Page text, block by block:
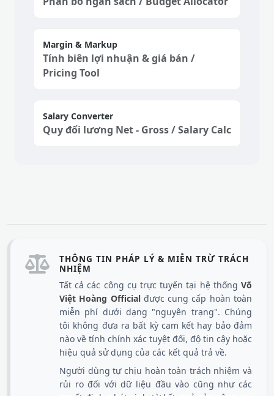
Margin & Markup
Salary Converter
Việt Hoàng Official được cung cấp hoàn toàn
miễn phí dưới dạng "nguyên trạng". Chúng
tôi không đưa ra bất kỳ cam kết hay bảo đảm
nào về tính chính xác tuyệt đối, độ tin cậy hoặc
hiệu quả sử dụng của các kết quả trả về.
Người dùng tự chịu hoàn toàn trách nhiệm và
rủi ro đối với dữ liệu đầu vào cũng như các
quyết định phát sinh từ kết quả của công cụ.
Võ Việt Hoàng và đội ngũ phát triểnkhông
chịu trách nhiệm pháp lýcho bất kỳ thiệt hại